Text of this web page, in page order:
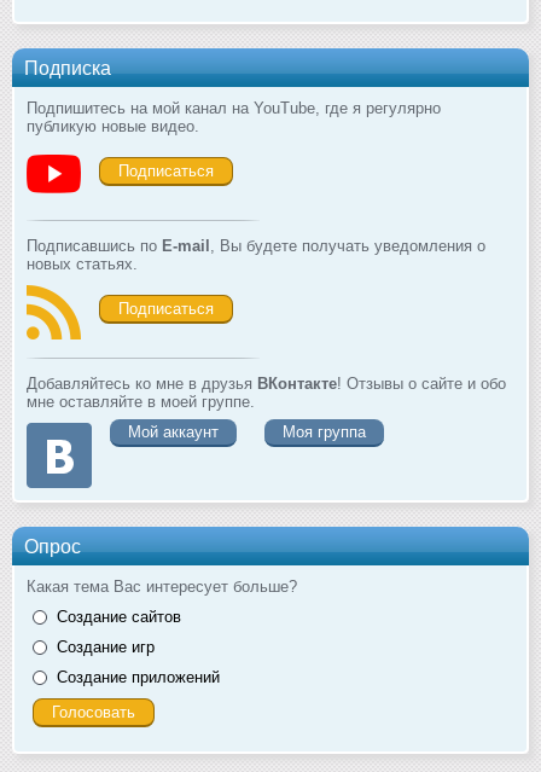
Подписка
Подпишитесь на мой канал на YouTube, где я регулярно
публикую новые видео.
Подписаться
Подписавшись по E-mail , Вы будете получать уведомления о
новых статьях.
Подписаться
Добавляйтесь ко мне в друзья ВКонтакте! Отзывы о сайте и обо
мне оставляйте в моей группе.
Мой аккаунт
Моя группа
Опрос
Какая тема Вас интересует больше?
Создание сайтов
Создание игр
Создание приложений